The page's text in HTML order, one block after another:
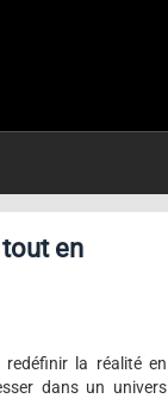
en
la réalité en
dans un univers